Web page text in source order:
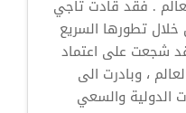
. فقد قادت تاجي
تطورها السريع
شجعت على اعتماد
، وبادرت الى
الدولية والسعي